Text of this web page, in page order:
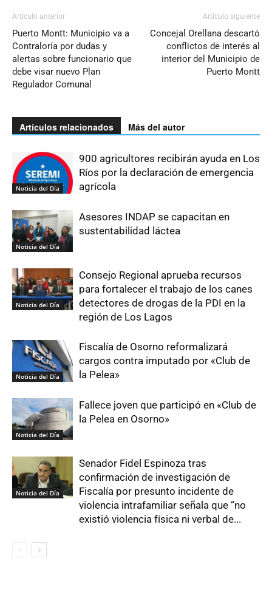
Artículo anterior
Puerto Montt: Municipio va a
Contraloría por dudas y
alertas sobre funcionario que
debe visar nuevo Plan
Regulador Comunal
Artículo siguiente
Concejal Orellana descartó
conflictos de interés al
interior del Municipio de
Puerto Montt
Artículos relacionados Más del autor
Noticia del Día
900 agricultores recibirán ayuda en Los
Ríos por la declaración de emergencia
agrícola
Noticia del Día
Asesores INDAP se capacitan en
sustentabilidad láctea
Noticia del Día
Consejo Regional aprueba recursos
para fortalecer el trabajo de los canes
detectores de drogas de la PDI en la
región de Los Lagos
Noticia del Día
Fiscalía de Osorno reformalizará
cargos contra imputado por «Club de
la Pelea»
Noticia del Día
Fallece joven que participó en «Club de
la Pelea en Osorno»
Noticia del Día
Senador Fidel Espinoza tras
confirmación de investigación de
Fiscalía por presunto incidente de
violencia intrafamiliar señala que “no
existió violencia física ni verbal de...